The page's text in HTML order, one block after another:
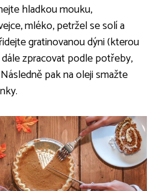
hladkou mouku,
mléko, petržel se solí a
gratinovanou dýni (kterou
zpracovat podle potřeby,
pak na oleji smažte